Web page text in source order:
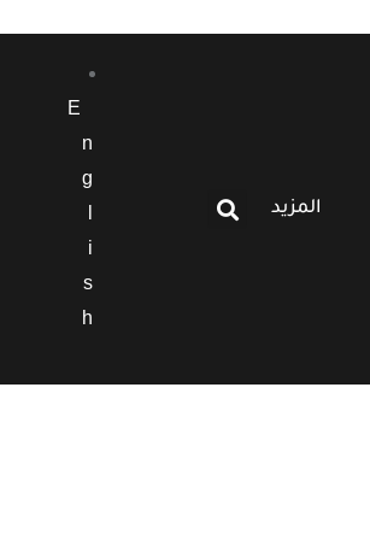
المزيد
E
n
g
i
s
h